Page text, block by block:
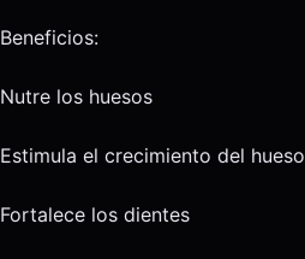
Beneficios:
Nutre los huesos
Estimula el crecimiento del hueso
Fortalece los dientes